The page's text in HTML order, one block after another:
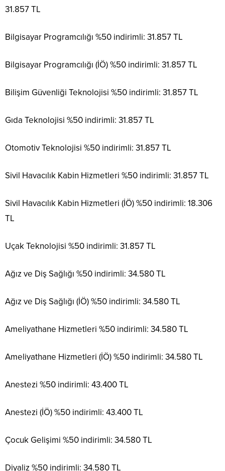
31.857 TL
Bilgisayar Programcılığı %50 indirimli: 31.857 TL
Bilgisayar Programcılığı (İÖ) %50 indirimli: 31.857 TL
Bilişim Güvenliği Teknolojisi %50 indirimli: 31.857 TL
Gıda Teknolojisi %50 indirimli: 31.857 TL
Otomotiv Teknolojisi %50 indirimli: 31.857 TL
Sivil Havacılık Kabin Hizmetleri %50 indirimli: 31.857 TL
Sivil Havacılık Kabin Hizmetleri (İÖ) %50 indirimli: 18.306
TL
Uçak Teknolojisi %50 indirimli: 31.857 TL
Ağız ve Diş Sağlığı %50 indirimli: 34.580 TL
Ağız ve Diş Sağlığı (İÖ) %50 indirimli: 34.580 TL
Ameliyathane Hizmetleri %50 indirimli: 34.580 TL
Ameliyathane Hizmetleri (İÖ) %50 indirimli: 34.580 TL
Anestezi %50 indirimli: 43.400 TL
Anestezi (İÖ) %50 indirimli: 43.400 TL
Çocuk Gelişimi %50 indirimli: 34.580 TL
Diyaliz %50 indirimli: 34.580 TL